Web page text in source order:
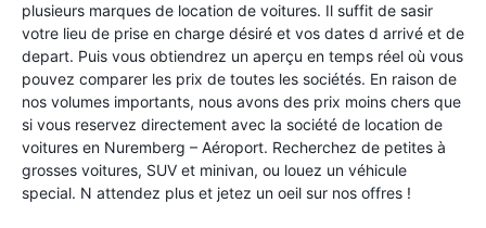
plusieurs marques de location de voitures. Il suffit de sasir
votre lieu de prise en charge désiré et vos dates d arrivé et de
depart. Puis vous obtiendrez un aperçu en temps réel où vous
pouvez comparer les prix de toutes les sociétés. En raison de
nos volumes importants, nous avons des prix moins chers que
si vous reservez directement avec la société de location de
voitures en Nuremberg – Aéroport. Recherchez de petites à
grosses voitures, SUV et minivan, ou louez un véhicule
special. N attendez plus et jetez un oeil sur nos offres !